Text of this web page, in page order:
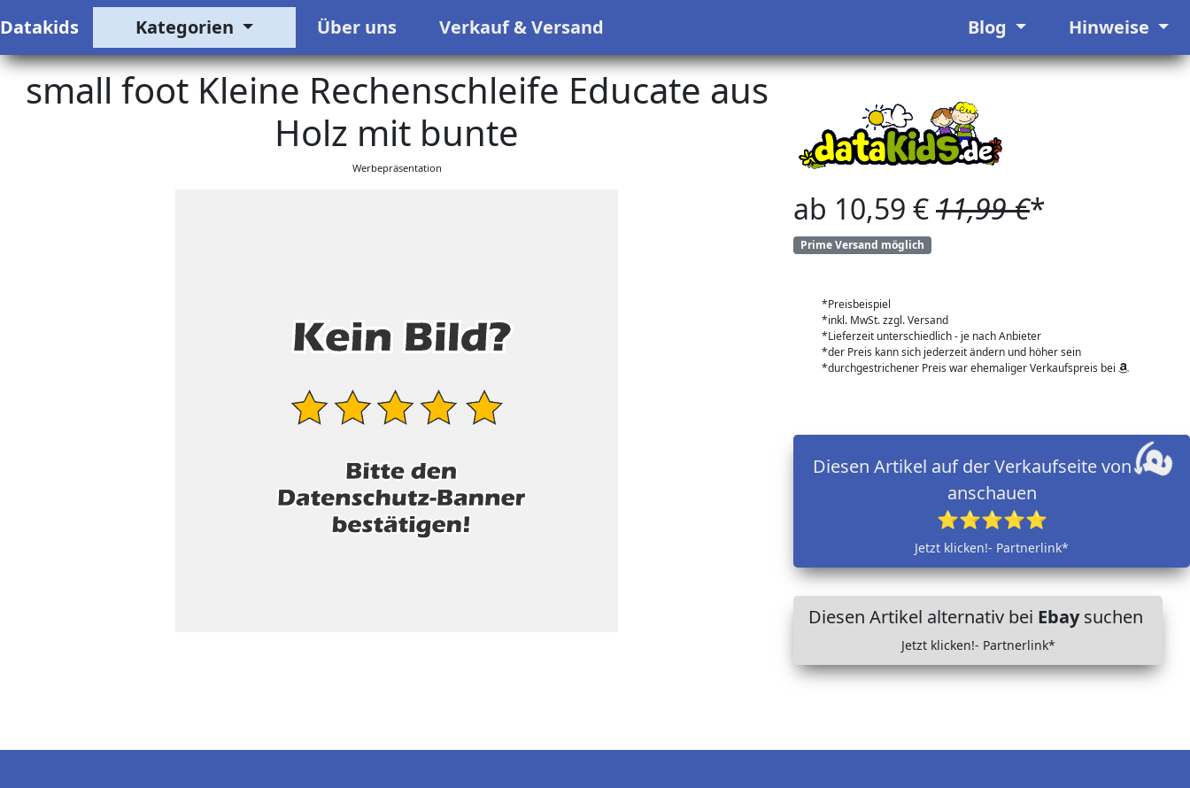
Datakids Kategorien Über uns Verkauf & Versand Blog Hinweise
small foot Kleine Rechenschleife Educate aus
Holz mit bunte
Werbepräsentation
ab 10,59 €11,99 €*
Prime Versand möglich
*Preisbeispiel
*inkl. MwSt. zzgl. Versand
*Lieferzeit unterschiedlich - je nach Anbieter
*der Preis kann sich jederzeit ändern und höher sein
*durchgestrichener Preis war ehemaliger Verkaufspreis bei
Diesen Artikel auf der Verkaufseite von
anschauen
⭐⭐⭐⭐⭐
Jetzt klicken!- Partnerlink*
Diesen Artikel alternativ bei Ebaysuchen
Jetzt klicken!- Partnerlink*